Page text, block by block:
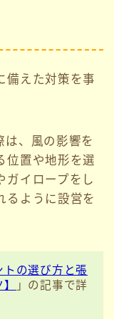
備えた対策を事
は、風の影響を
位置や地形を選
ガイロープをし
るように設営を
の選び方と張
」の記事で詳